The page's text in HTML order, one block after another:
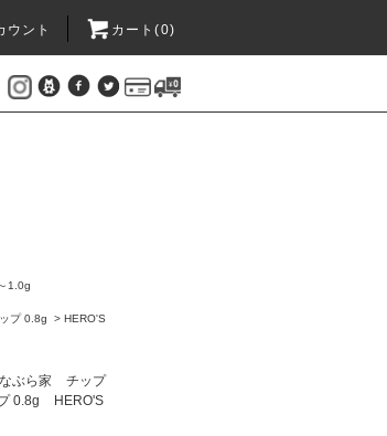
ウント カート(0)
1.0g
プ 0.8g > HERO'S
なぶら家
チップ
0.8g HERO'S